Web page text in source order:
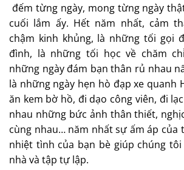
đếm từng ngày, mong từng ngày
cuối lắm ấy. Hết năm nhất, cảm
chậm kinh khủng, là những tối gọi
đình, là những tối học về chăm
những ngày đám bạn thân rủ nhau
là những ngày hẹn hò đạp xe quanh
ăn kem bờ hồ, đi dạo công viên, đi
nhau những bức ảnh thân thiết,
cùng nhau… năm nhất sự ấm áp của
nhiệt tình của bạn bè giúp chúng
nhà và tập tự lập.